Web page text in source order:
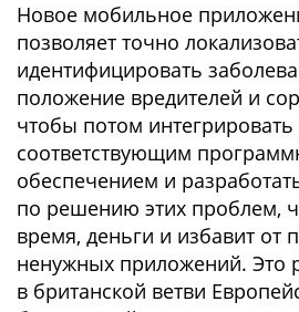
Новое мобильное
позволяет точно
идентифицировать
положение вредителей и
чтобы потом
соответствующим
обеспечением и
по решению этих проблем,
время, деньги и избавит от
ненужных приложений. Это
в британской ветви